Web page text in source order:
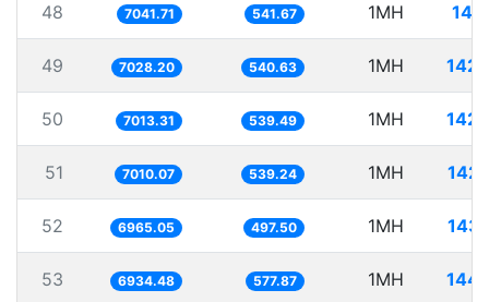
48 7041.71 541.67 1MH
49 7028.20 540.63 1MH
50 7013.31 539.49 1MH
51 7010.07 539.24 1MH
52 6965.05 497.50 1MH
53 6934.48 577.87 1MH